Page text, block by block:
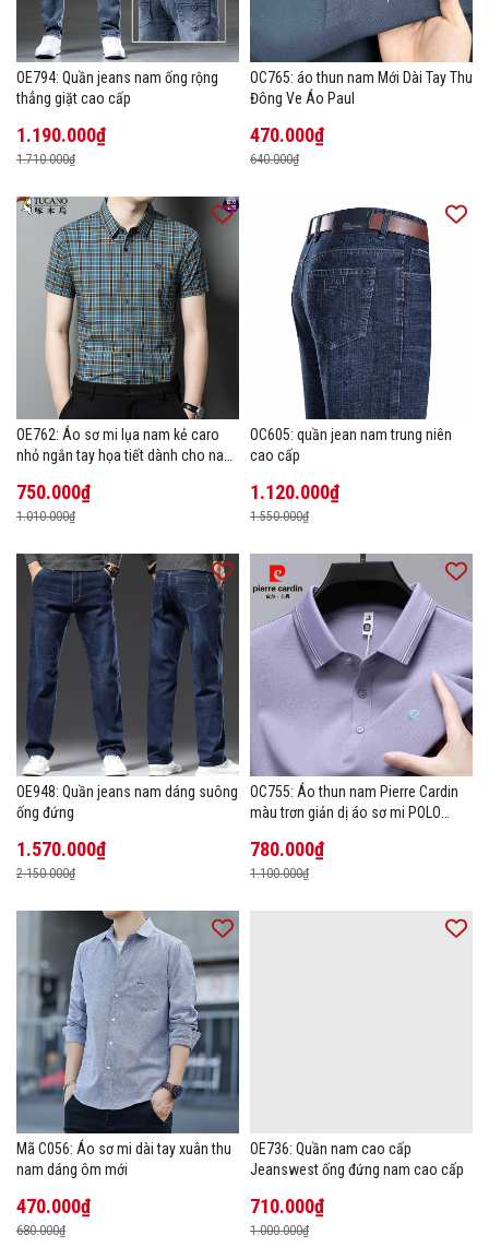
OE794: Quần jeans nam ống rộng
thẳng giặt cao cấp
1.190.000₫
1.710.000₫
OC765: áo thun nam Mới Dài Tay Thu
Đông Ve Áo Paul
470.000₫
640.000₫
OE762: Áo sơ mi lụa nam kẻ caro
nhỏ ngắn tay họa tiết dành cho nam
750.000₫
1.010.000₫
OC605: quần jean nam trung niên
cao cấp
1.120.000₫
1.550.000₫
OE948: Quần jeans nam dáng suông
ống đứng
1.570.000₫
2.150.000₫
OC755: Áo thun nam Pierre Cardin
màu trơn giản dị áo sơ mi POLO
780.000₫
1.100.000₫
Mã C056: Áo sơ mi dài tay xuân thu
nam dáng ôm mới
470.000₫
680.000₫
OE736: Quần nam cao cấp
Jeanswest ống đứng nam cao cấp
710.000₫
1.000.000₫